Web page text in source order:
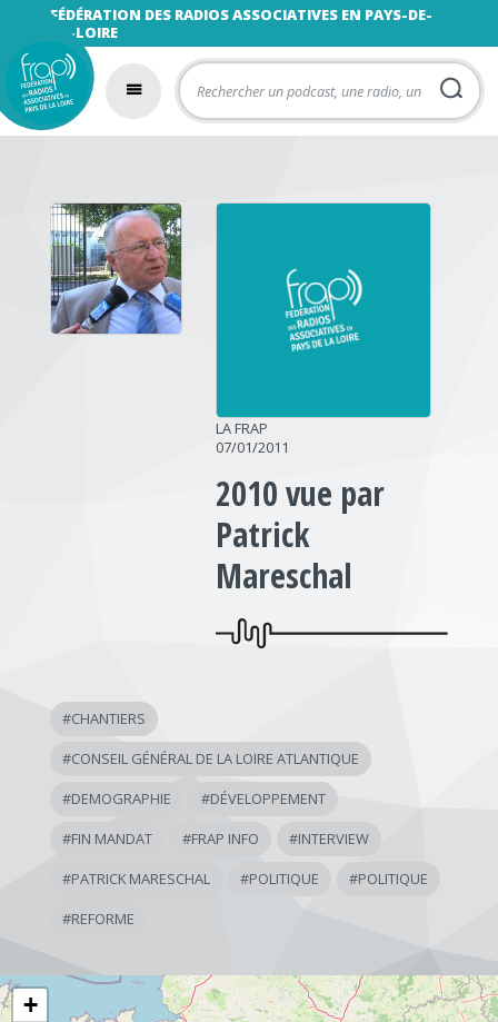
FÉDÉRATION DES RADIOS ASSOCIATIVES EN PAYS-DE-
LA-LOIRE
LA FRAP
07/01/2011
2010 vue par
Patrick
Mareschal
#CHANTIERS
#CONSEIL GÉNÉRAL DE LA LOIRE ATLANTIQUE
#DEMOGRAPHIE #DÉVELOPPEMENT
#FIN MANDAT #FRAP INFO #INTERVIEW
#PATRICK MARESCHAL #POLITIQUE #POLITIQUE
#REFORME
+